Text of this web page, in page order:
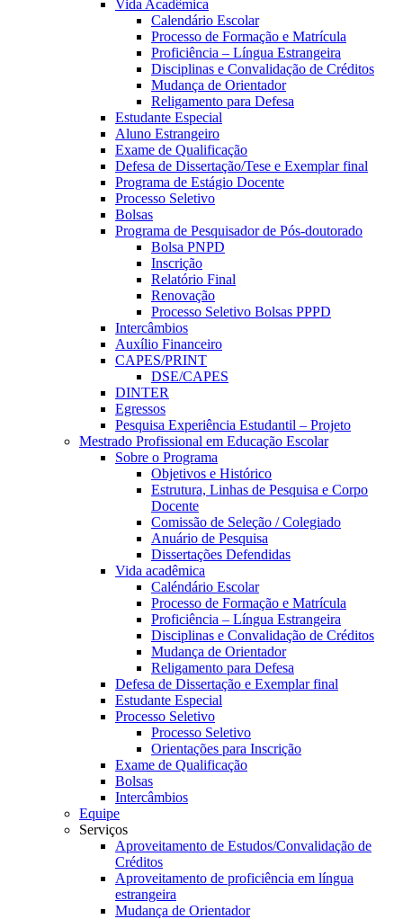
Vida Acadêmica
Calendário Escolar
Processo de Formação e Matrícula
Proficiência – Língua Estrangeira
Disciplinas e Convalidação de Créditos
Mudança de Orientador
Religamento para Defesa
Estudante Especial
Aluno Estrangeiro
Exame de Qualificação
Defesa de Dissertação/Tese e Exemplar final
Programa de Estágio Docente
Processo Seletivo
Bolsas
Programa de Pesquisador de Pós-doutorado
Bolsa PNPD
Inscrição
Relatório Final
Renovação
Processo Seletivo Bolsas PPPD
Intercâmbios
Auxílio Financeiro
CAPES/PRINT
DSE/CAPES
DINTER
Egressos
Pesquisa Experiência Estudantil – Projeto
Mestrado Profissional em Educação Escolar
Sobre o Programa
Objetivos e Histórico
Estrutura, Linhas de Pesquisa e Corpo
Docente
Comissão de Seleção / Colegiado
Anuário de Pesquisa
Dissertações Defendidas
Vida acadêmica
Caléndário Escolar
Processo de Formação e Matrícula
Proficiência – Língua Estrangeira
Disciplinas e Convalidação de Créditos
Mudança de Orientador
Religamento para Defesa
Defesa de Dissertação e Exemplar final
Estudante Especial
Processo Seletivo
Processo Seletivo
Orientações para Inscrição
Exame de Qualificação
Bolsas
Intercâmbios
Equipe
Serviços
Aproveitamento de Estudos/Convalidação de
Créditos
Aproveitamento de proficiência em língua
estrangeira
Mudança de Orientador